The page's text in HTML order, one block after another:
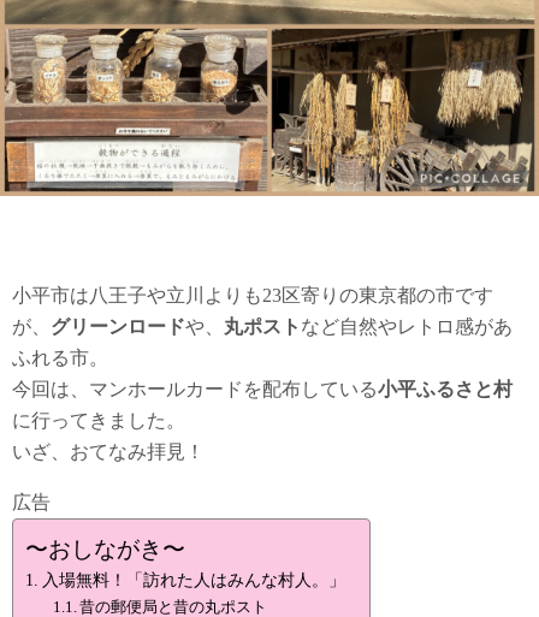
小平市は八王子や立川よりも23区寄りの東京都の市です
が、 グリーンロードや、 丸ポスト など自然やレトロ感があ
ふれる市。
今回は、マンホールカードを配布している小平ふるさと村
に行ってきました。
いざ、おてなみ拝見！
広告
〜おしながき〜
入場無料！「訪れた人はみんな村人。」
昔の郵便局と昔の丸ポスト